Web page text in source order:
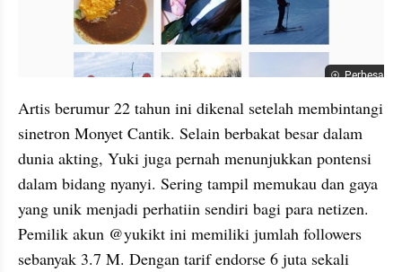
Perbesar
Artis berumur 22 tahun ini dikenal setelah membintangi
sinetron Monyet Cantik. Selain berbakat besar dalam
dunia akting, Yuki juga pernah menunjukkan pontensi
dalam bidang nyanyi. Sering tampil memukau dan gaya
yang unik menjadi perhatiin sendiri bagi para netizen.
Pemilik akun @yukikt ini memiliki jumlah followers
sebanyak 3.7 M. Dengan tarif endorse 6 juta sekali